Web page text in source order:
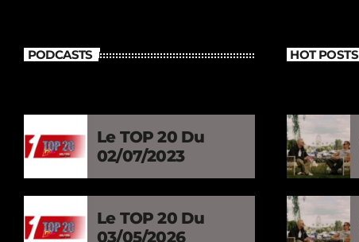
PODCASTS
Le TOP 20 Du
02/07/2023
Le TOP 20 Du
03/05/2026
HOT POSTS